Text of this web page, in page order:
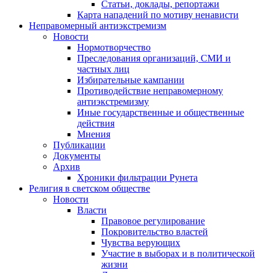
Статьи, доклады, репортажи
Карта нападений по мотиву ненависти
Неправомерный антиэкстремизм
Новости
Нормотворчество
Преследования организаций, СМИ и
частных лиц
Избирательные кампании
Противодействие неправомерному
антиэкстремизму
Иные государственные и общественные
действия
Мнения
Публикации
Документы
Архив
Хроники фильтрации Рунета
Религия в светском обществе
Новости
Власти
Правовое регулирование
Покровительство властей
Чувства верующих
Участие в выборах и в политической
жизни